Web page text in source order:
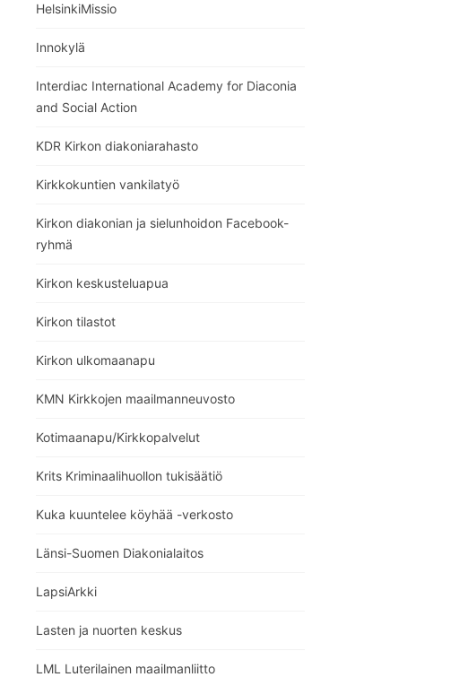
HelsinkiMissio
Innokylä
Interdiac International Academy for Diaconia
and Social Action
KDR Kirkon diakoniarahasto
Kirkkokuntien vankilatyö
Kirkon diakonian ja sielunhoidon Facebook-
ryhmä
Kirkon keskusteluapua
Kirkon tilastot
Kirkon ulkomaanapu
KMN Kirkkojen maailmanneuvosto
Kotimaanapu/Kirkkopalvelut
Krits Kriminaalihuollon tukisäätiö
Kuka kuuntelee köyhää -verkosto
Länsi-Suomen Diakonialaitos
LapsiArkki
Lasten ja nuorten keskus
LML Luterilainen maailmanliitto